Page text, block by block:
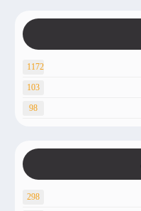
1172
103
98
298